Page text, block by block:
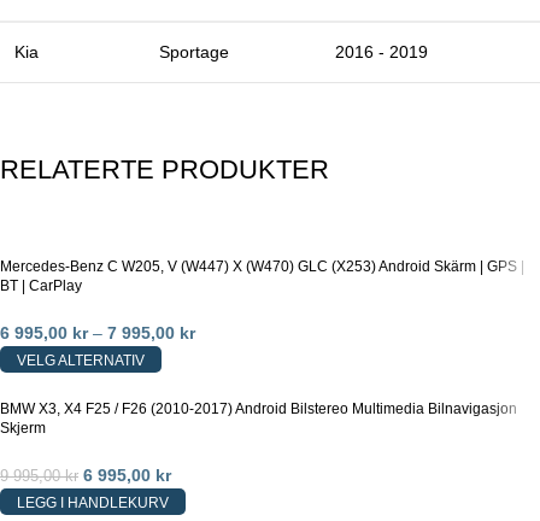
Kia Sportage 2016 - 2019
RELATERTE PRODUKTER
Mercedes-Benz C W205, V (W447) X (W470) GLC (X253) Android Skärm | GPS |
BT | CarPlay
6 995,00 kr – 7 995,00 kr
VELG ALTERNATIV
BMW X3, X4 F25 / F26 (2010-2017) Android Bilstereo Multimedia Bilnavigasjon
Skjerm
9 995,00kr 6 995,00 kr
LEGG I HANDLEKURV